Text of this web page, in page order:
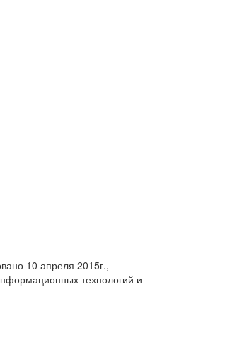
10 апреля 2015г.,
технологий и